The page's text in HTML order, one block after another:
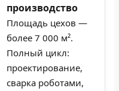
производство
Площадь цехов —
более 7 000 м².
Полный цикл:
проектирование,
сварка роботами,